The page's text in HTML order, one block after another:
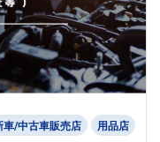
車/中古車販売店 用品店